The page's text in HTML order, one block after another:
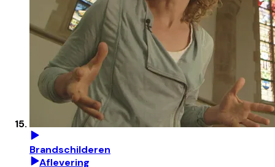
Brandschilderen
Aflevering